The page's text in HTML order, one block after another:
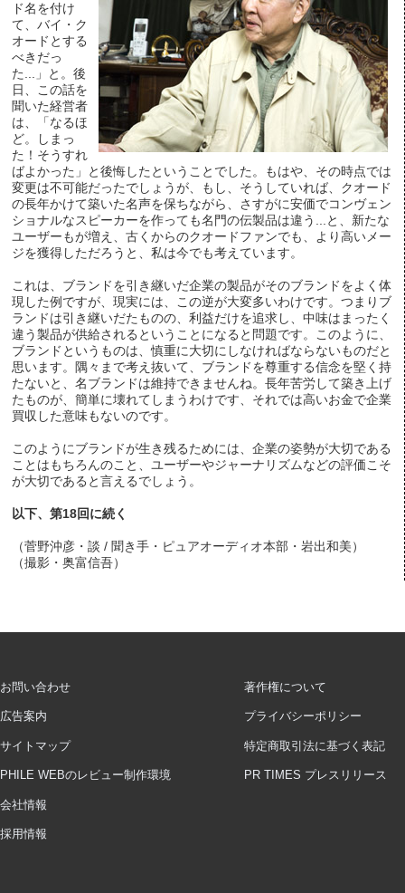
ド名を付け
て、バイ・ク
オードとする
べきだっ
た...」と。後
日、この話を
聞いた経営者
は、「なるほ
ど。しまっ
た！そうすれ
ばよかった」と後悔したということでした。もはや、その時点では
変更は不可能だったでしょうが、もし、そうしていれば、クオード
の長年かけて築いた名声を保ちながら、さすがに安価でコンヴェン
ショナルなスピーカーを作っても名門の伝製品は違う...と、新たな
ユーザーもが増え、古くからのクオードファンでも、より高いメー
ジを獲得しただろうと、私は今でも考えています。
これは、ブランドを引き継いだ企業の製品がそのブランドをよく体
現した例ですが、現実には、この逆が大変多いわけです。つまりブ
ランドは引き継いだたものの、利益だけを追求し、中味はまったく
違う製品が供給されるということになると問題です。このように、
ブランドというものは、慎重に大切にしなければならないものだと
思います。隅々まで考え抜いて、ブランドを尊重する信念を堅く持
たないと、名ブランドは維持できませんね。長年苦労して築き上げ
たものが、簡単に壊れてしまうわけです、それでは高いお金で企業
買収した意味もないのです。
このようにブランドが生き残るためには、企業の姿勢が大切である
ことはもちろんのこと、ユーザーやジャーナリズムなどの評価こそ
が大切であると言えるでしょう。
以下、第18回に続く
（菅野沖彦・談 / 聞き手・ピュアオーディオ本部・岩出和美）
（撮影・奥富信吾）
お問い合わせ
広告案内
サイトマップ
PHILE WEBのレビュー制作環境
会社情報
採用情報
著作権について
プライバシーポリシー
特定商取引法に基づく表記
PR TIMES プレスリリース